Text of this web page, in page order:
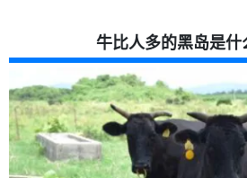
牛比人多的黑岛是什